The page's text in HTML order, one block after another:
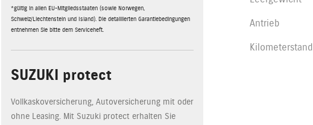
Antrieb
Kilometerstand
*gültig in allen EU-Mitgliedsstaaten (sowie Norwegen,
Schweiz/Liechtenstein und Island). Die detaillierten Garantiebedingungen
entnehmen Sie bitte dem Serviceheft.
SUZUKI protect
Vollkaskoversicherung, Autoversicherung mit oder
ohne Leasing. Mit Suzuki protect erhalten Sie